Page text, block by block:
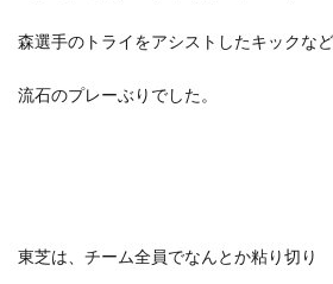
森選手のトライをアシストしたキックなど
流石のプレーぶりでした。
東芝は、チーム全員でなんとか粘り切り